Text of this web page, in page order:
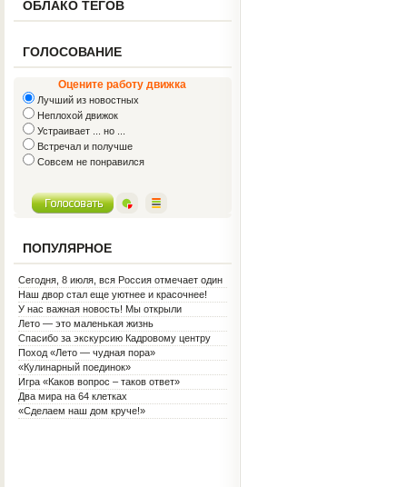
ОБЛАКО ТЕГОВ
ГОЛОСОВАНИЕ
Оцените работу движка
Лучший из новостных
Неплохой движок
Устраивает ... но ...
Встречал и получше
Совсем не понравился
ПОПУЛЯРНОЕ
Сегодня, 8 июля, вся Россия отмечает один
из самых светлых праздников — День
семьи, любви и верности!
Наш двор стал еще уютнее и красочнее!
У нас важная новость! Мы открыли
Социальную гостиную.
Лето — это маленькая жизнь
Спасибо за экскурсию Кадровому центру
Поход «Лето — чудная пора»
«Кулинарный поединок»
Игра «Каков вопрос – таков ответ»
Два мира на 64 клетках
«Сделаем наш дом круче!»